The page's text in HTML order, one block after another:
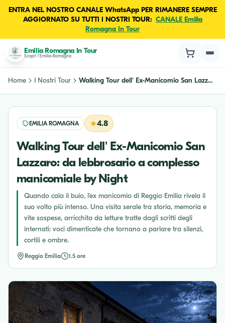
ENTRA NEL NOSTRO CANALE WhatsApp PER RIMANERE SEMPRE
AGGIORNATO SU TUTTI I NOSTRI TOUR: CANALE Emilia
Romagna In Tour
Emilia Romagna In Tour
Scopri l'Emilia-Romagna
Home I Nostri Tour Walking Tour dell' Ex-Manicomio San Lazz...
EMILIA ROMAGNA 4.8
Walking Tour dell' Ex-Manicomio San
Lazzaro: da lebbrosario a complesso
manicomiale by Night
Quando cala il buio, l’ex manicomio di Reggio Emilia rivela il
suo volto più intenso. Una visita serale tra storia, memoria e
vite sospese, arricchita da letture tratte dagli scritti degli
internati: voci dimenticate che tornano a parlare tra silenzi,
cortili e ombre.
Reggio Emilia 1.5 ore